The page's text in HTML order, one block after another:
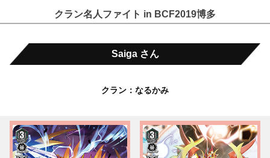
クラン名人ファイト in BCF2019博多
Saiga さん
クラン：なるかみ